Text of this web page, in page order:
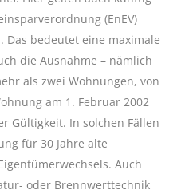
(EnEV)
Das bedeutet eine maximale
die Ausnahme – nämlich
als zwei Wohnungen, von
am 1. Februar 2002
Gültigkeit. In solchen Fällen
für 30 Jahre alte
Auch
oder Brennwerttechnik